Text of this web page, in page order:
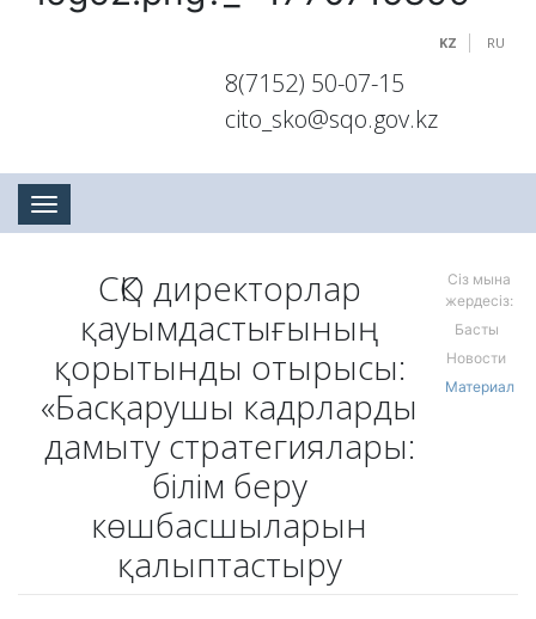
KZ RU
8(7152) 50-07-15
cito_sko@sqo.gov.kz
Toggle navigation
СҚО директорлар
қауымдастығының
қорытынды отырысы:
«Басқарушы кадрларды
дамыту стратегиялары:
білім беру
көшбасшыларын
қалыптастыру
Сіз мына
жердесіз:
Басты
Новости
Материал